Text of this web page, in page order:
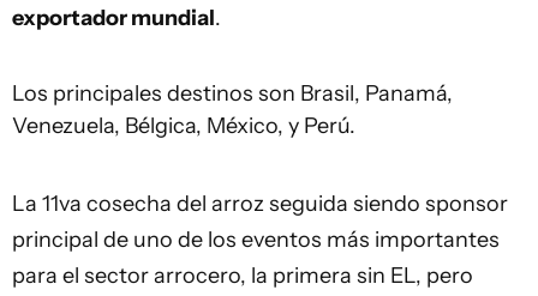
exportador mundial.
Los principales destinos son Brasil, Panamá,
Venezuela, Bélgica, México, y Perú.
La 11va cosecha del arroz seguida siendo sponsor
principal de uno de los eventos más importantes
para el sector arrocero, la primera sin EL, pero